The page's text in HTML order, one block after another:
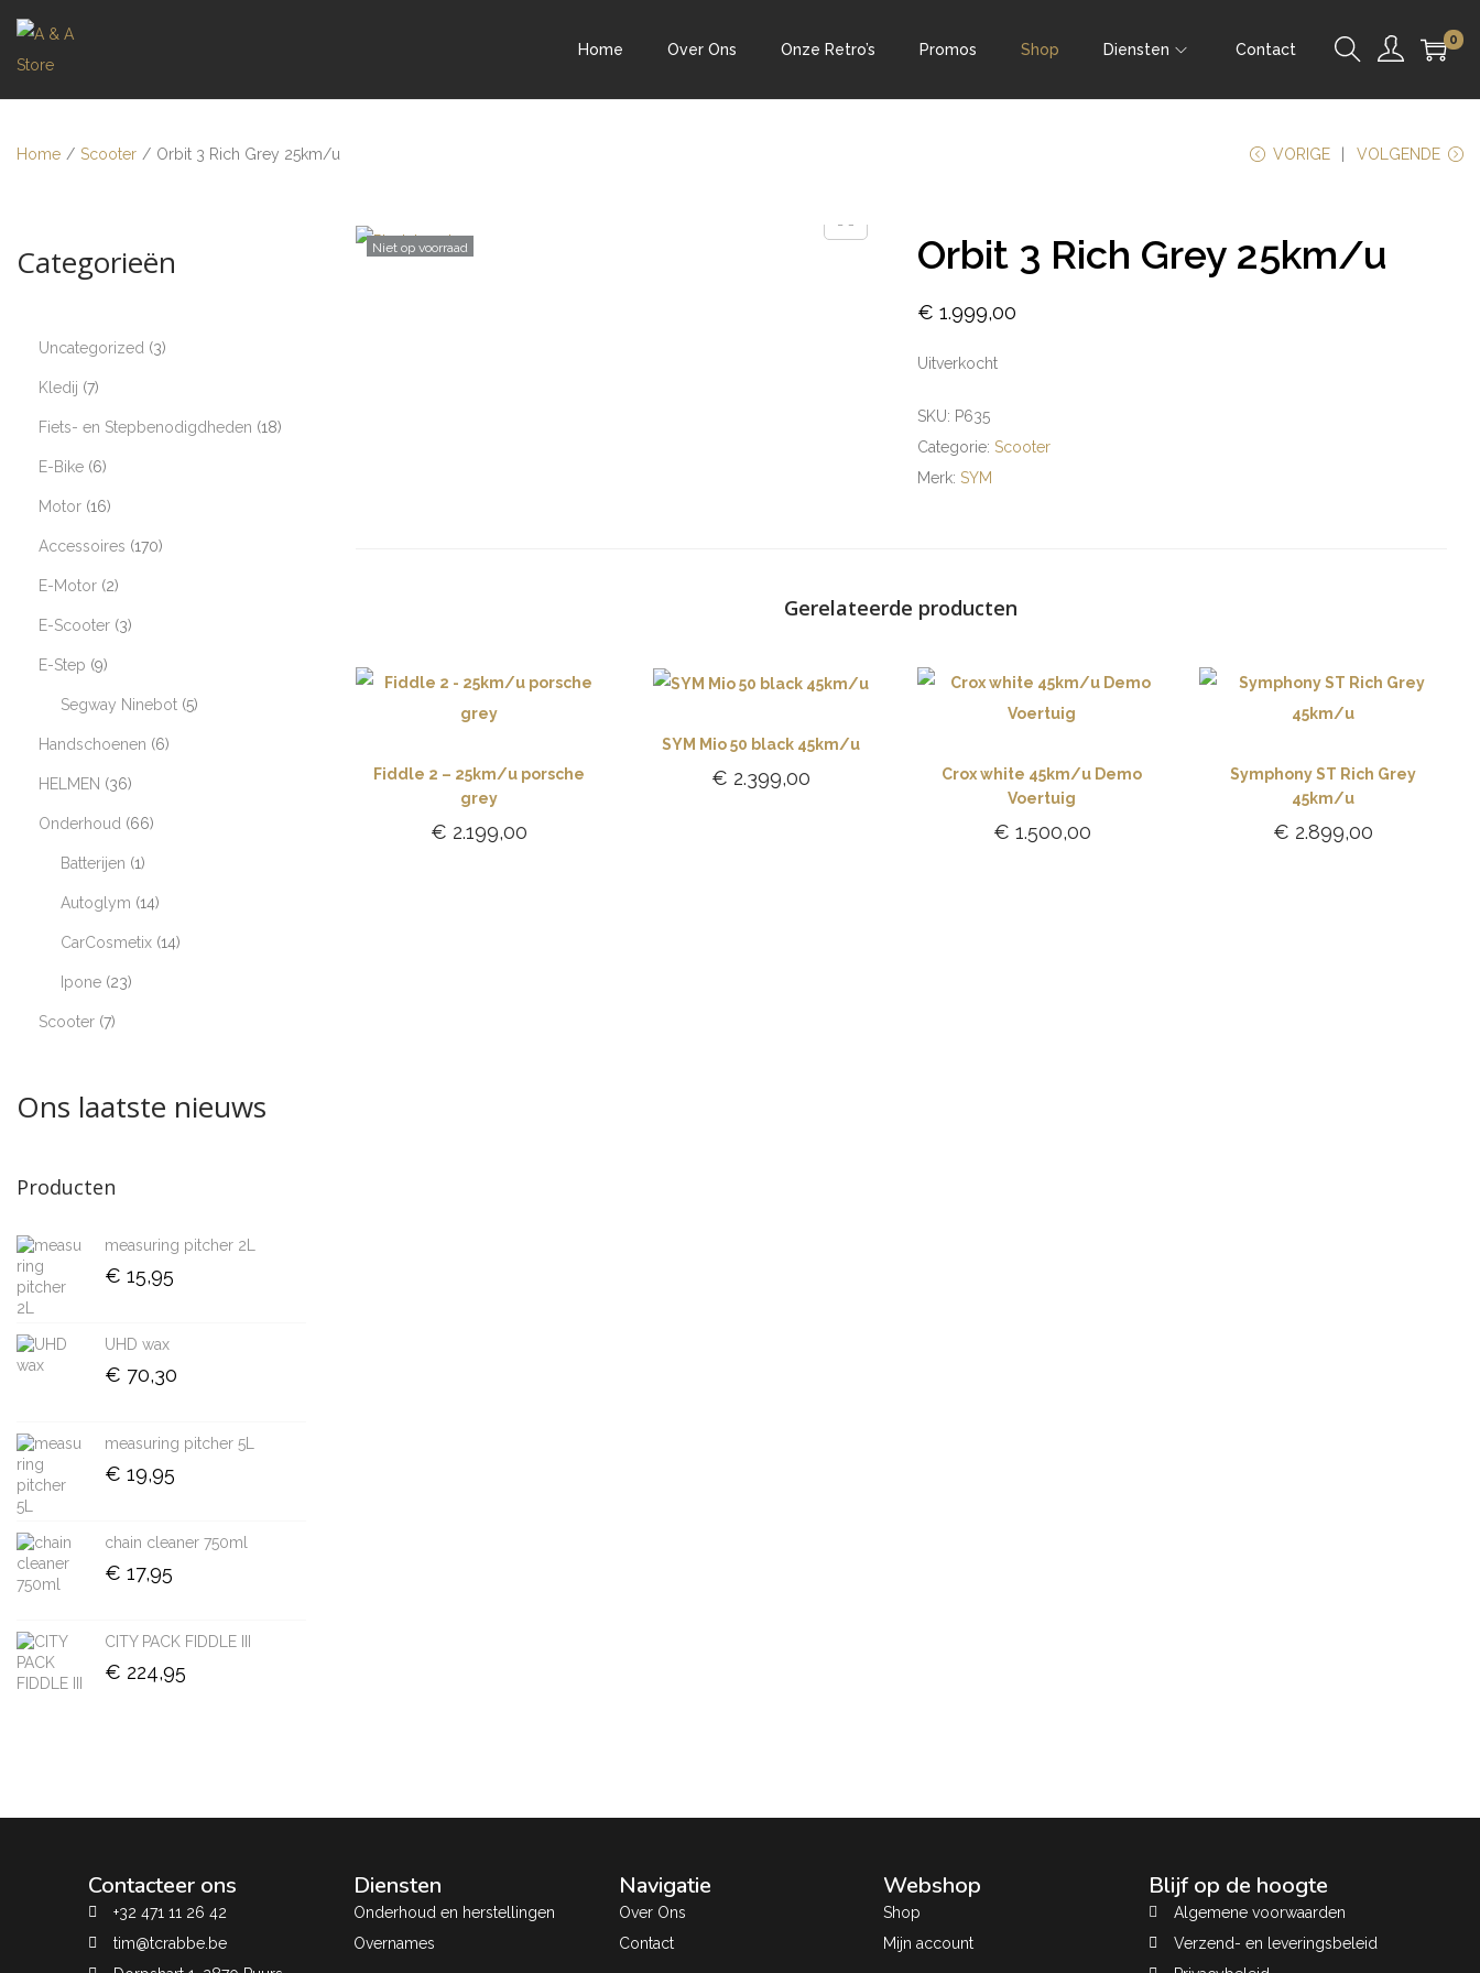
Home Over Ons Onze Retro’s Promos Shop Diensten Contact
0
Home / Scooter / Orbit 3 Rich Grey 25km/u VORIGE VOLGENDE
Niet op voorraad Orbit 3 Rich Grey 25km/u
€ 1.999,00
Uitverkocht
SKU: P635
Categorie:Scooter
Merk:SYM
Gerelateerde producten
Fiddle 2 – 25km/u porsche
grey
€ 2.199,00
SYM Mio 50 black 45km/u
€ 2.399,00
Crox white 45km/u Demo
Voertuig
€ 1.500,00
Symphony ST Rich Grey
45km/u
€ 2.899,00
Categorieën
Uncategorized 3
Kledij 7
Fiets- en Stepbenodigdheden 18
E-Bike 6
Motor 16
Accessoires 170
E-Motor 2
E-Scooter 3
E-Step 9
Segway Ninebot 5
Handschoenen 6
HELMEN 36
Onderhoud 66
Batterijen 1
Autoglym 14
CarCosmetix 14
Ipone 23
Scooter 7
Ons laatste nieuws
Producten
measuring pitcher 2L
€ 15,95
UHD wax
€ 70,30
measuring pitcher 5L
€ 19,95
chain cleaner 750ml
€ 17,95
CITY PACK FIDDLE III
€ 224,95
Contacteer ons
+32 471 11 26 42
tim@tcrabbe.be
Diensten
Onderhoud en herstellingen
Overnames
Navigatie
Over Ons
Contact
Webshop
Shop
Mijn account
Blijf op de hoogte
Algemene voorwaarden
Verzend- en leveringsbeleid